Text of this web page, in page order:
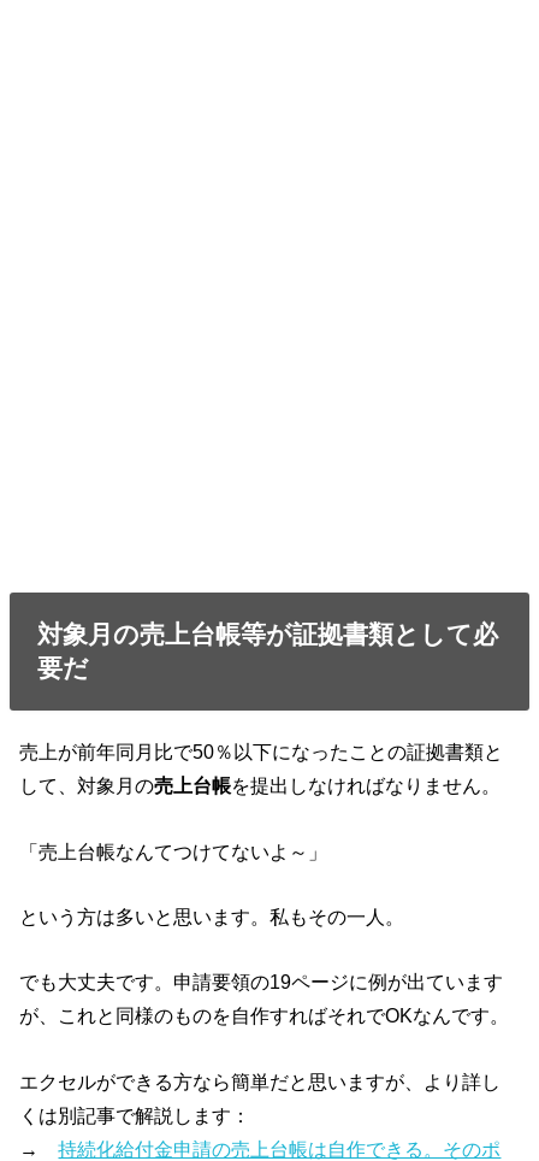
対象月の売上台帳等が証拠書類として必
要だ
売上が前年同月比で50％以下になったことの証拠書類と
して、対象月の売上台帳を提出しなければなりません。
「売上台帳なんてつけてないよ～」
という方は多いと思います。私もその一人。
でも大丈夫です。申請要領の19ページに例が出ています
が、これと同様のものを自作すればそれでOKなんです。
エクセルができる方なら簡単だと思いますが、より詳し
くは別記事で解説します：
→持続化給付金申請の売上台帳は自作できる。そのポ